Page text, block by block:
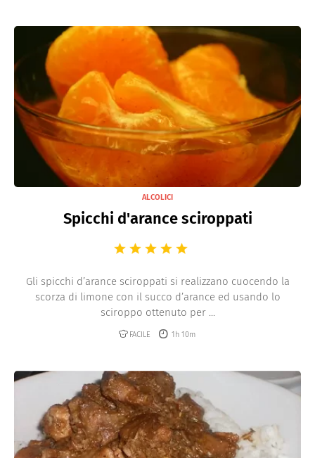
ALCOLICI
Spicchi d'arance sciroppati
Gli spicchi d’arance sciroppati si realizzano cuocendo la
scorza di limone con il succo d’arance ed usando lo
sciroppo ottenuto per ...
FACILE 1h 10m